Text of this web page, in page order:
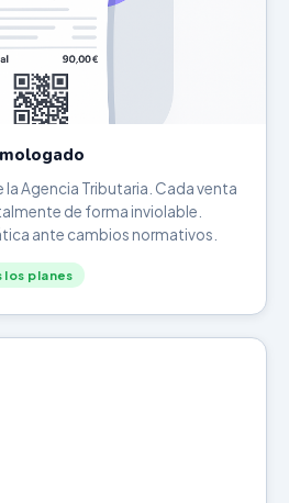
Agencia Tributaria. Cada venta
de forma inviolable.
ante cambios normativos.
los planes